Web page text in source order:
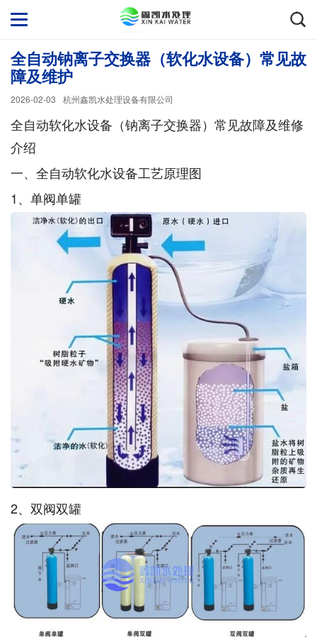
全自动钠离子交换器（软化水设备）常见故
障及维护
2026-02-03 杭州鑫凯水处理设备有限公司
全自动软化水设备（钠离子交换器）常见故障及维修
介绍
一、全自动软化水设备工艺原理图
1、单阀单罐
2、双阀双罐